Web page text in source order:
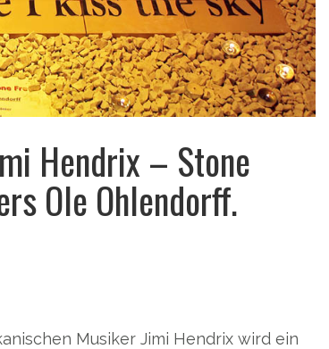
Hendrix – Stone
Ole Ohlendorff.
Musiker Jimi Hendrix wird ein